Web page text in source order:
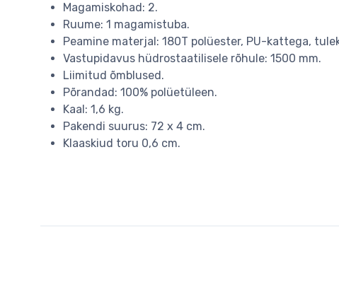
Magamiskohad: 2.
Ruume: 1 magamistuba.
Peamine materjal: 180T polüester, PU-kattega,
Vastupidavus hüdrostaatilisele rõhule: 1500 mm.
Liimitud õmblused.
Põrandad: 100% polüetüleen.
Kaal: 1,6 kg.
Pakendi suurus: 72 x 4 cm.
Klaaskiud toru 0,6 cm.